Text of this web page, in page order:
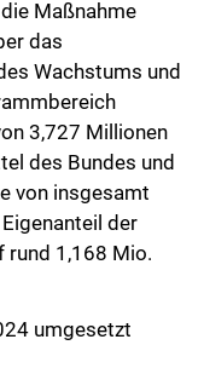
Maßnahme
das
Wachstums und
3,727 Millionen
des Bundes und
von insgesamt
der
rund 1,168 Mio.
umgesetzt